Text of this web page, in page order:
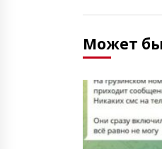
Может